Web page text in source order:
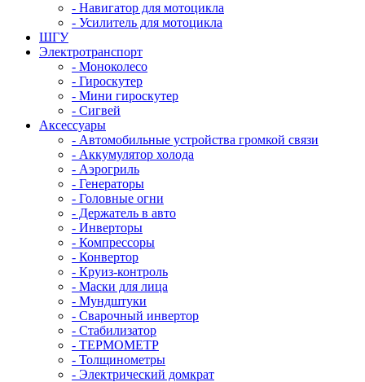
- Навигатор для мотоцикла
- Усилитель для мотоцикла
ШГУ
Электротранспорт
- Mоноколесо
- Гироскутер
- Мини гироскутер
- Сигвей
Аксессуары
- Автомобильные устройства громкой связи
- Аккумулятор холода
- Аэрогриль
- Генераторы
- Головные огни
- Держатель в авто
- Инверторы
- Компрессоры
- Конвертор
- Круиз-контроль
- Маски для лица
- Мундштуки
- Сварочный инвертор
- Стабилизатор
- ТЕРМОМЕТР
- Толщинометры
- Электрический домкрат